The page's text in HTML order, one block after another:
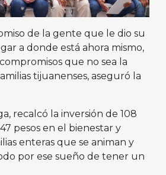
de la gente que le dio su
a donde está ahora mismo,
que no sea la
tijuanenses, aseguró la
recalcó la inversión de 108
pesos en el bienestar y
enteras que se animan y
por ese sueño de tener un